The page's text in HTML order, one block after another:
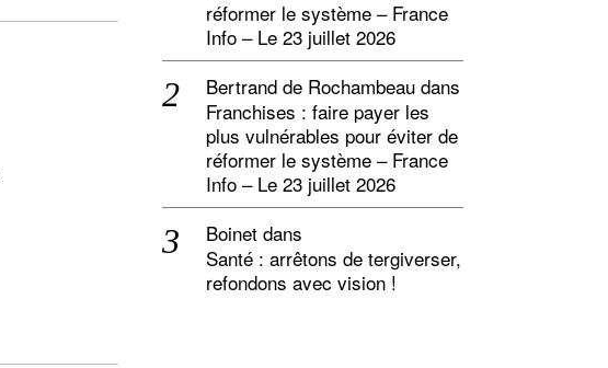
réformer le système – France
Info – Le 23 juillet 2026
Bertrand de Rochambeau dans
Franchises : faire payer les
plus vulnérables pour éviter de
réformer le système – France
Info – Le 23 juillet 2026
Boinet dans
Santé : arrêtons de tergiverser,
refondons avec vision !